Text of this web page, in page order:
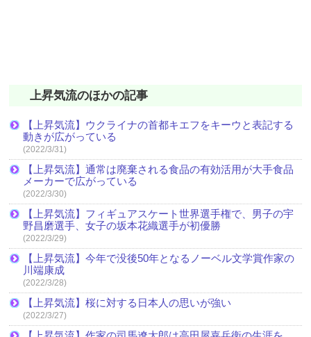
上昇気流のほかの記事
【上昇気流】ウクライナの首都キエフをキーウと表記する
動きが広がっている
(2022/3/31)
【上昇気流】通常は廃棄される食品の有効活用が大手食品
メーカーで広がっている
(2022/3/30)
【上昇気流】フィギュアスケート世界選手権で、男子の宇
野昌磨選手、女子の坂本花織選手が初優勝
(2022/3/29)
【上昇気流】今年で没後50年となるノーベル文学賞作家の
川端康成
(2022/3/28)
【上昇気流】桜に対する日本人の思いが強い
(2022/3/27)